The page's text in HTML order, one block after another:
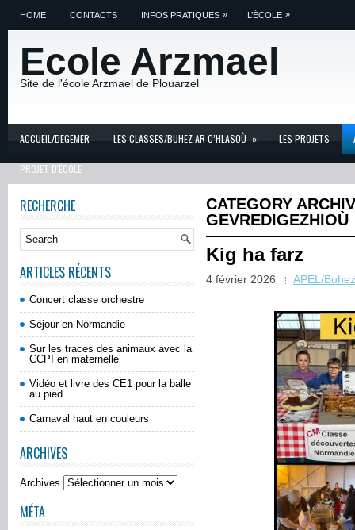
HOME CONTACTS INFOS PRATIQUES » L’ÉCOLE »
Ecole Arzmael
Site de l'école Arzmael de Plouarzel
ACCUEIL/DEGEMER LES CLASSES/BUHEZ AR C’HLASOÙ » LES PROJETS
PROJET D'ÉCOLE
CATEGORY
GEVREDIGEZHIOÙ
Kig ha farz
4 février 2026 APEL/
RECHERCHE
ARTICLES RÉCENTS
Concert classe orchestre
Séjour en Normandie
Sur les traces des animaux avec la
CCPI en maternelle
Vidéo et livre des CE1 pour la balle
au pied
Carnaval haut en couleurs
ARCHIVES
Archives
MÉTA